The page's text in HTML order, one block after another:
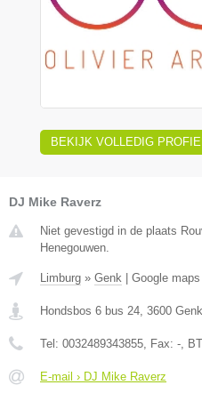
BEKIJK VOLLEDIG
DJ Mike Raverz
Niet gevestigd in de plaats
Henegouwen.
Limburg » Genk Google maps
Hondsbos 6 bus 24, 3600 Genk
Tel: 0032489343855, Fax: -,
E-mail › DJ Mike Raverz